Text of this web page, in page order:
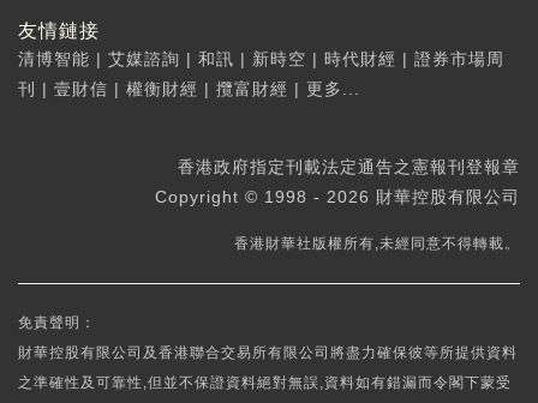
友情鏈接
清博智能 | 艾媒諮詢 | 和訊 | 新時空 | 時代財經 | 證券市場周
刊
| 壹財信 | 權衡財經 | 攬富財經 | 更多...
香港政府指定刊載法定通告之憲報刊登報章
Copyright © 1998 - 2026 財華控股有限公司
香港財華社版權所有,未經同意不得轉載。
免責聲明：
財華控股有限公司及香港聯合交易所有限公司將盡力確保彼等所提供資料
之準確性及可靠性,但並不保證資料絕對無誤,資料如有錯漏而令閣下蒙受